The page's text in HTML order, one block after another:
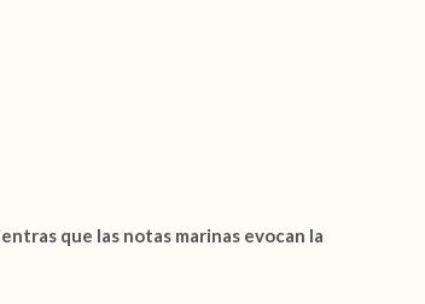
que las notas marinas evocan la